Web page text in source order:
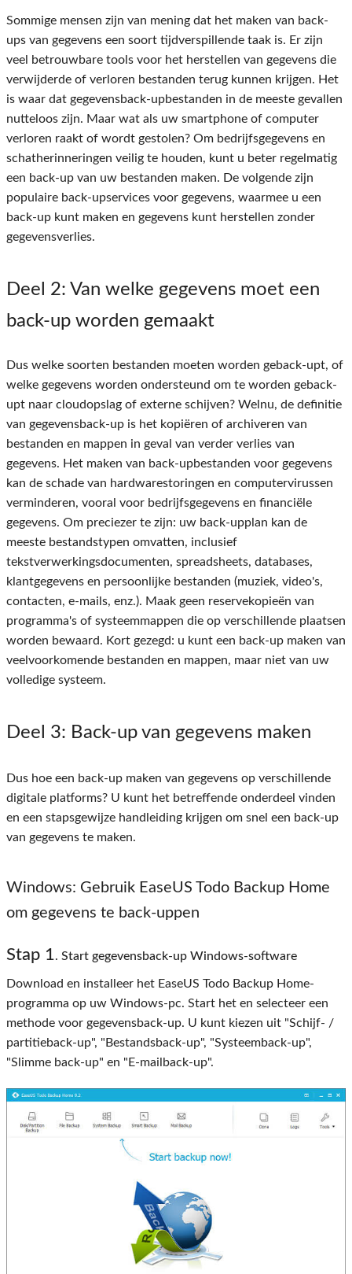
Sommige mensen zijn van mening dat het maken van back-
ups van gegevens een soort tijdverspillende taak is. Er zijn
veel betrouwbare tools voor het herstellen van gegevens die
verwijderde of verloren bestanden terug kunnen krijgen. Het
is waar dat gegevensback-upbestanden in de meeste gevallen
nutteloos zijn. Maar wat als uw smartphone of computer
verloren raakt of wordt gestolen? Om bedrijfsgegevens en
schatherinneringen veilig te houden, kunt u beter regelmatig
een back-up van uw bestanden maken. De volgende zijn
populaire back-upservices voor gegevens, waarmee u een
back-up kunt maken en gegevens kunt herstellen zonder
gegevensverlies.
Deel 2: Van welke gegevens moet een
back-up worden gemaakt
Dus welke soorten bestanden moeten worden geback-upt, of
welke gegevens worden ondersteund om te worden geback-
upt naar cloudopslag of externe schijven? Welnu, de definitie
van gegevensback-up is het kopiëren of archiveren van
bestanden en mappen in geval van verder verlies van
gegevens. Het maken van back-upbestanden voor gegevens
kan de schade van hardwarestoringen en computervirussen
verminderen, vooral voor bedrijfsgegevens en financiële
gegevens. Om preciezer te zijn: uw back-upplan kan de
meeste bestandstypen omvatten, inclusief
tekstverwerkingsdocumenten, spreadsheets, databases,
klantgegevens en persoonlijke bestanden (muziek, video's,
contacten, e-mails, enz.). Maak geen reservekopieën van
programma's of systeemmappen die op verschillende plaatsen
worden bewaard. Kort gezegd: u kunt een back-up maken van
veelvoorkomende bestanden en mappen, maar niet van uw
volledige systeem.
Deel 3: Back-up van gegevens maken
Dus hoe een back-up maken van gegevens op verschillende
digitale platforms? U kunt het betreffende onderdeel vinden
en een stapsgewijze handleiding krijgen om snel een back-up
van gegevens te maken.
Windows: Gebruik EaseUS Todo Backup Home
om gegevens te back-uppen
Stap 1. Start gegevensback-up Windows-software
Download en installeer het EaseUS Todo Backup Home-
programma op uw Windows-pc. Start het en selecteer een
methode voor gegevensback-up. U kunt kiezen uit "Schijf- /
partitieback-up", "Bestandsback-up", "Systeemback-up",
"Slimme back-up" en "E-mailback-up".